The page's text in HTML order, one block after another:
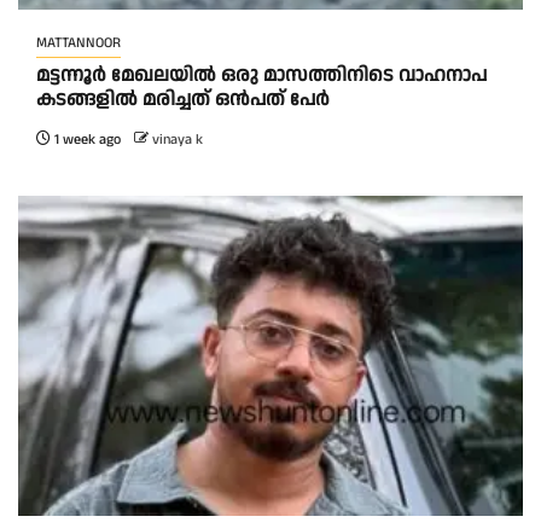
MATTANNOOR
മ​ട്ട​ന്നൂ​ർ മേ​ഖ​ല​യി​ൽ ഒ​രു മാ​സ​ത്തി​നി​ടെ വാ​ഹ​നാ​പ​
ക​ട​ങ്ങ​ളി​ൽ മ​രി​ച്ച​ത് ഒൻപത് പേർ
1 week ago vinaya k